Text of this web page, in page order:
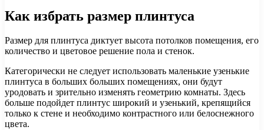
Как избрать размер плинтуса
Размер для плинтуса диктует высота потолков помещения, его
количество и цветовое решение пола и стенок.
Категорически не следует использовать маленькие узенькие
плинтуса в больших больших помещениях, они будут
уродовать и зрительно изменять геометрию комнаты. Здесь
больше подойдет плинтус широкий и узенький, крепящийся
только к стене и необходимо контрастного или белоснежного
цвета.